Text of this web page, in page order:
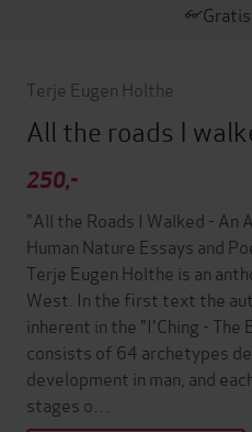
Terje Eugen Holthe
All the roads I
250,-
"All the Roads I Walked -
Human Nature Essays and
Terje Eugen Holthe is an
West. In the first text the
inherent in the "I'Ching - The
consists of 64 archetypes
development in man, and
stages o…